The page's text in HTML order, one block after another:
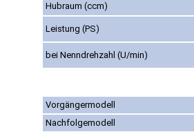
Hubraum (ccm)
Leistung (PS)
bei Nenndrehzahl (U/min)
Vorgängermodell
Nachfolgemodell